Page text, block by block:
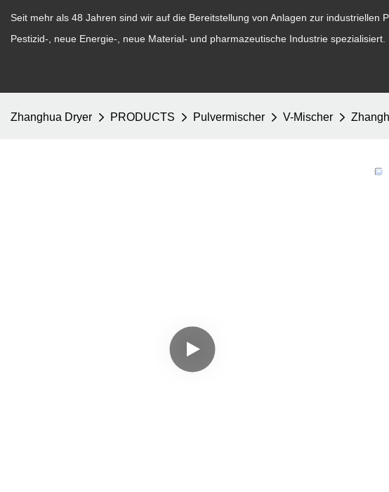
Seit mehr als 48 Jahren sind wir auf die Bereitstellung von Anlagen zur industriellen
Pestizid-, neue Energie-, neue Material- und pharmazeutische Industrie spezialisiert.
Zhanghua Dryer PRODUCTS Pulvermischer V-Mischer